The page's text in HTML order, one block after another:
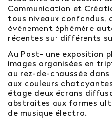
Communication et
tous niveaux confondus,
événement éphémère
récentes sur différents
Au Post- une exposition
images organisées en
au rez-de-chaussée
aux couleurs
étage deux écrans
abstraites aux formes
de musique électro.
Orientation :
pas votre
Contactez notre